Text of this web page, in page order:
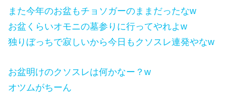
また今年のお盆もチョソガーのままだったなw
お盆くらいオモニの墓参りに行ってやれよw
独りぼっちで寂しいから今日もクソスレ連発やなw
お盆明けのクソスレは何かなー？w
オツムがちーん